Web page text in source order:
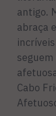
antigo.
abraça
Cabo